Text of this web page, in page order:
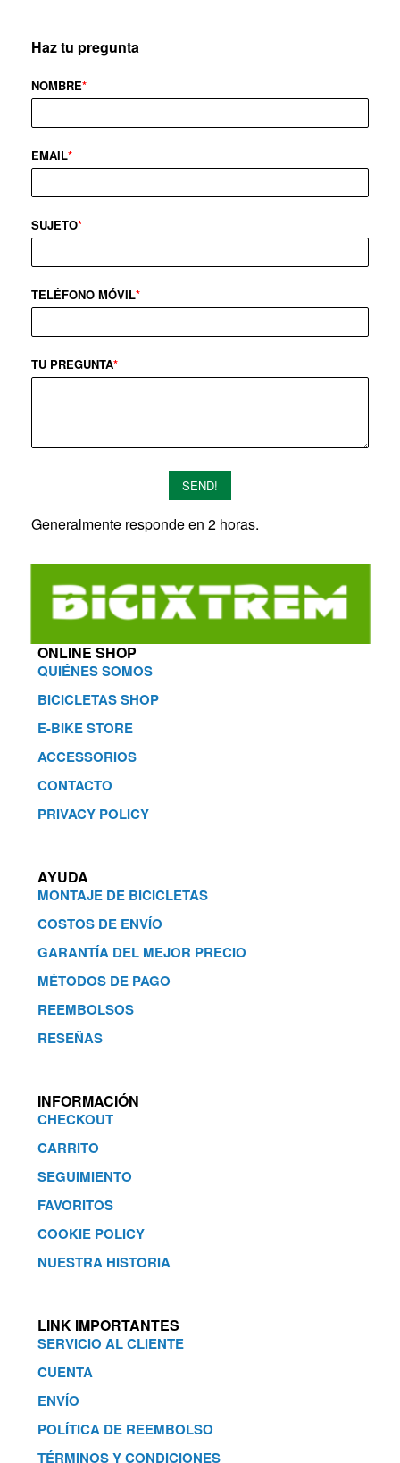
Haz tu pregunta
NOMBRE*
EMAIL*
SUJETO*
TELÉFONO MÓVIL*
TU PREGUNTA*
SEND!
Generalmente responde en 2 horas.
ONLINE SHOP
QUIÉNES SOMOS
BICICLETAS SHOP
E-BIKE STORE
ACCESSORIOS
CONTACTO
PRIVACY POLICY
AYUDA
MONTAJE DE BICICLETAS
COSTOS DE ENVÍO
GARANTÍA DEL MEJOR PRECIO
MÉTODOS DE PAGO
REEMBOLSOS
RESEÑAS
INFORMACIÓN
CHECKOUT
CARRITO
SEGUIMIENTO
FAVORITOS
COOKIE POLICY
NUESTRA HISTORIA
LINK IMPORTANTES
SERVICIO AL CLIENTE
CUENTA
ENVÍO
POLÍTICA DE REEMBOLSO
TÉRMINOS Y CONDICIONES